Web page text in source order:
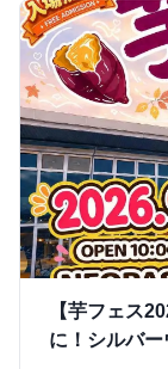
【芋フェス
に！シルバー